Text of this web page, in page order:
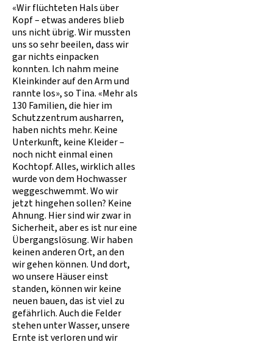
«Wir flüchteten Hals über
Kopf – etwas anderes blieb
uns nicht übrig. Wir mussten
uns so sehr beeilen, dass wir
gar nichts einpacken
konnten. Ich nahm meine
Kleinkinder auf den Arm und
rannte los», so Tina. «Mehr als
130 Familien, die hier im
Schutzzentrum ausharren,
haben nichts mehr. Keine
Unterkunft, keine Kleider –
noch nicht einmal einen
Kochtopf. Alles, wirklich alles
wurde von dem Hochwasser
weggeschwemmt. Wo wir
jetzt hingehen sollen? Keine
Ahnung. Hier sind wir zwar in
Sicherheit, aber es ist nur eine
Übergangslösung. Wir haben
keinen anderen Ort, an den
wir gehen können. Und dort,
wo unsere Häuser einst
standen, können wir keine
neuen bauen, das ist viel zu
gefährlich. Auch die Felder
stehen unter Wasser, unsere
Ernte ist verloren und wir